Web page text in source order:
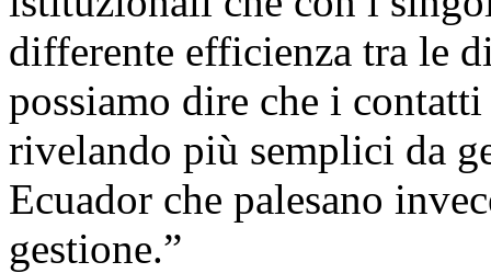
differente efficienza tra le
possiamo dire che i
rivelando più semplici da
Ecuador che palesano
gestione.”